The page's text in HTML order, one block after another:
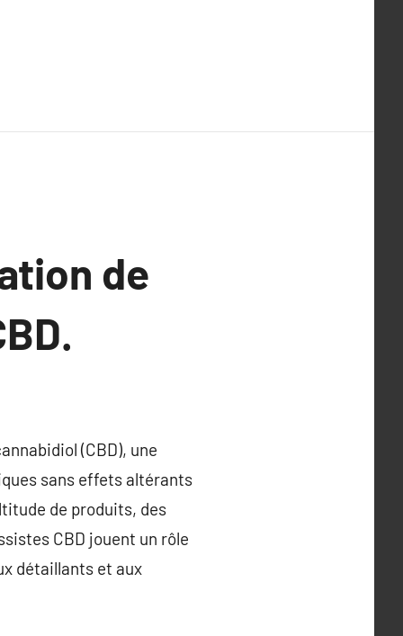
de
(CBD), une
sans effets altérants
de produits, des
CBD jouent un rôle
détaillants et aux